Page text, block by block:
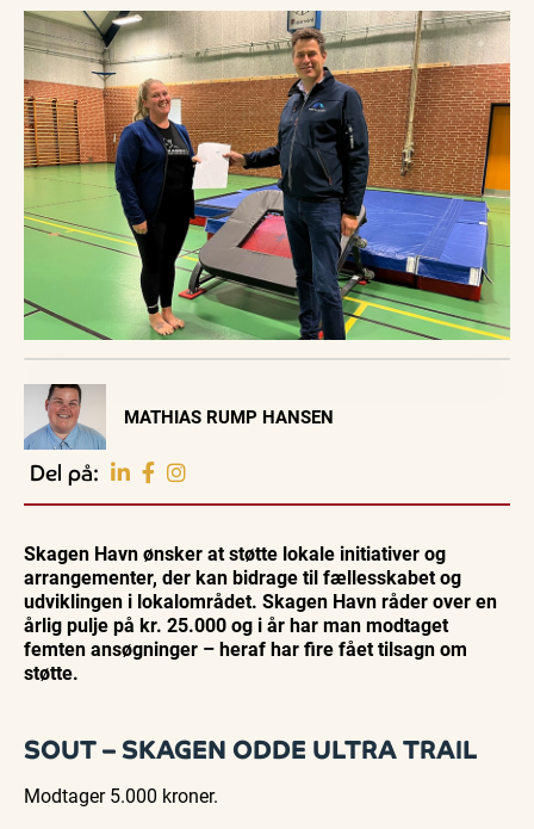
Visit Vendsyssel
EVENTKALENDER
Oplev events i
Vendsyssel
natur og lokale events.
Se events
Workshop
på
Naturhistorisk
Museum
6. aug.
Guidede ture
Skagen
Bedford
bussen
fra 1937
Udeliv
MATHIAS RUMP HANSEN
Del på:
Skagen Havn ønsker at støtte lokale initiativer og
arrangementer, der kan bidrage til fællesskabet og
udviklingen i lokalområdet. Skagen Havn råder over en
årlig pulje på kr. 25.000 og i år har man modtaget
femten ansøgninger – heraf har fire fået tilsagn om
støtte.
SOUT – SKAGEN ODDE ULTRA TRAIL
Modtager 5.000 kroner.